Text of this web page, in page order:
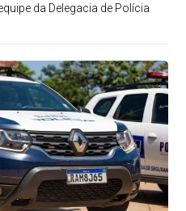
da Delegacia de Polícia